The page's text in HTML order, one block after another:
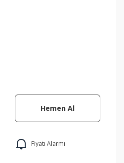
Hemen Al
Fiyatı Alarmı